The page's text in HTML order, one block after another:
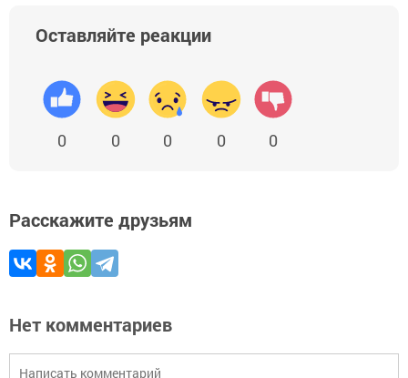
Оставляйте реакции
0 0 0 0 0
Расскажите друзьям
Нет комментариев